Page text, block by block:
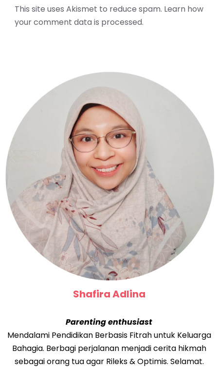
This site uses Akismet to reduce spam. Learn how
your comment data is processed.
Shafira Adlina
Parenting enthusiast
Mendalami Pendidikan Berbasis Fitrah untuk Keluarga
Bahagia. Berbagi perjalanan menjadi cerita hikmah
sebagai orang tua agar Rileks & Optimis. Selamat.